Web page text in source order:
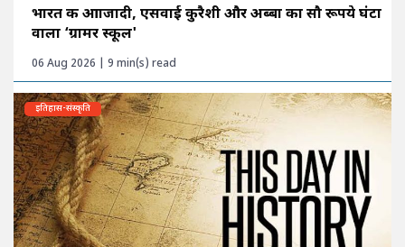
भारत की आाजादी, एसवाई कुरैशी और अब्बा का सौ रूपये घंटा
वाला ‘ग्रामर स्कूल'
06 Aug 2026 | 9 min(s) read
इतिहास-संस्कृति